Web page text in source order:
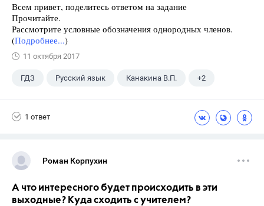
Всем привет, поделитесь ответом на задание
Прочитайте.
Рассмотрите условные обозначения однородных членов.
(Подробнее...)
11 октября 2017
ГДЗ Русский язык Канакина В.П. +2
1 ответ
Роман Корпухин
А что интересного будет происходить в эти
выходные? Куда сходить с учителем?